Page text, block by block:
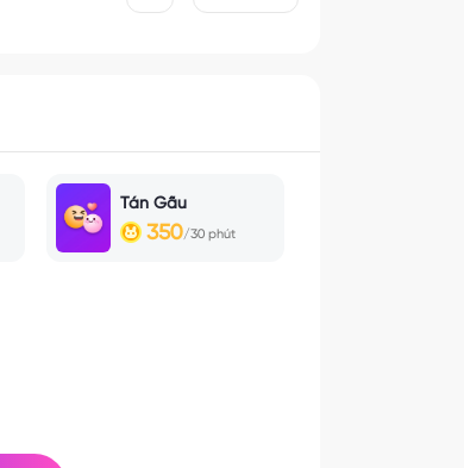
Tán Gẫu
350/30 phút